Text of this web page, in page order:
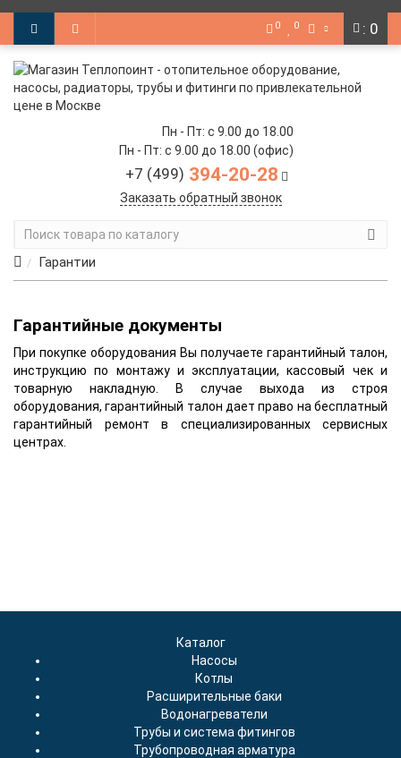
: 0
0 0
Пн - Пт: с 9.00 до 18.00
Пн - Пт: с 9.00 до 18.00 (офис)
+7 (499) 394-20-28
Заказать обратный звонок
Гарантии
Гарантийные документы
При покупке оборудования Вы получаете гарантийный талон,
инструкцию по монтажу и эксплуатации, кассовый чек и
товарную накладную. В случае выхода из строя
оборудования, гарантийный талон дает право на бесплатный
гарантийный ремонт в специализированных сервисных
центрах.
Каталог
Насосы
Котлы
Расширительные баки
Водонагреватели
Трубы и система фитингов
Трубопроводная арматура